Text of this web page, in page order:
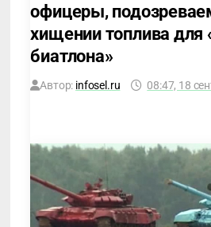
офицеры,
хищении топлива для
биатлона»
Автор: infosel.ru 08:47, 18